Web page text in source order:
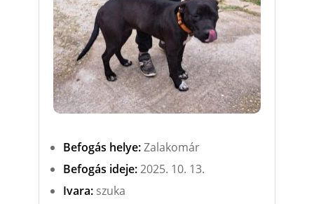
Befogás helye:Zalakomár
Befogás ideje:2025. 10. 13.
Ivara:szuka